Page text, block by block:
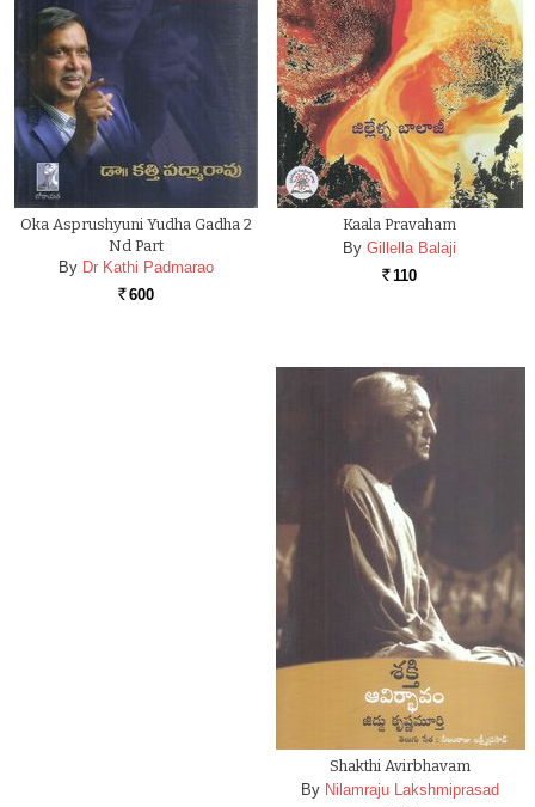
Oka Asprushyuni Yudha Gadha 2
Nd Part
By Dr Kathi Padmarao
Rs. 600
Kaala Pravaham
By Gillella Balaji
Rs. 110
Shakthi Avirbhavam
By Nilamraju Lakshmiprasad